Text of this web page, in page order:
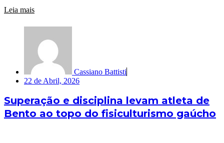
Leia mais
Cassiano Battisti
22 de Abril, 2026
Superação e disciplina levam atleta de
Bento ao topo do fisiculturismo gaúcho